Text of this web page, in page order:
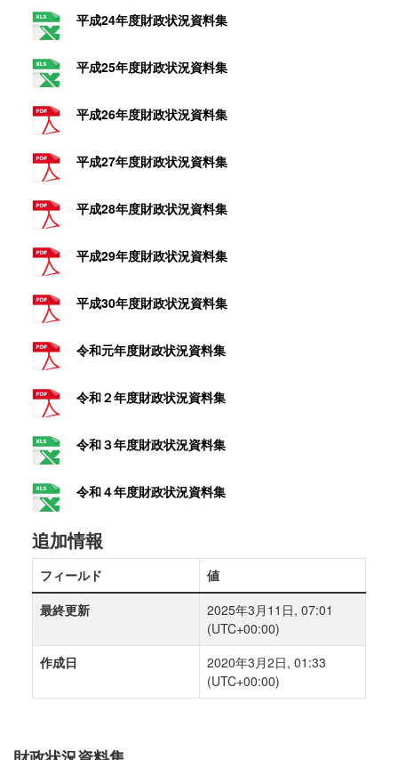
平成24年度財政状況資料集
平成25年度財政状況資料集
平成26年度財政状況資料集
平成27年度財政状況資料集
平成28年度財政状況資料集
平成29年度財政状況資料集
平成30年度財政状況資料集
令和元年度財政状況資料集
令和２年度財政状況資料集
令和３年度財政状況資料集
令和４年度財政状況資料集
追加情報
フィールド
値
最終更新
2025年3月11日, 07:01
(UTC+00:00)
作成日
2020年3月2日, 01:33
(UTC+00:00)